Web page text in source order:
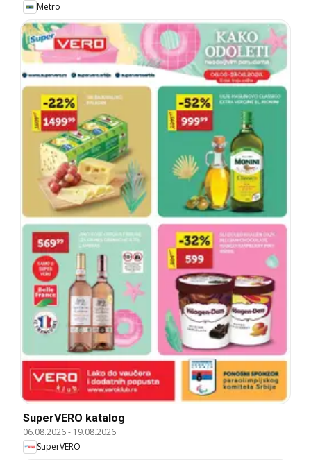
Metro
SuperVERO katalog
06.08.2026- 19.08.2026
SuperVERO